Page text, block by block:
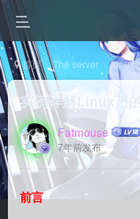
首页 The server Linux
实例详解Linux下
Fatmouse
7年前发布
前言